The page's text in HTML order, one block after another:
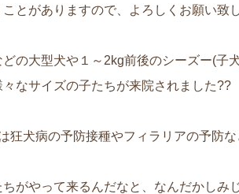
とがありますので、よろしくお願い致
の大型犬や１～2kg前後のシーズー(子
なサイズの子たちが来院されました??
狂犬病の予防接種やフィラリアの予防
がやって来るんだなと、なんだかしみ